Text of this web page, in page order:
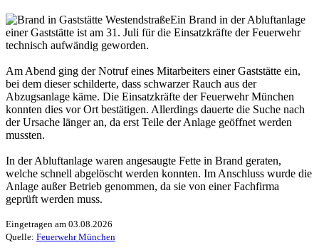
Ein Brand in der Abluftanlage
einer Gaststätte ist am 31. Juli für die Einsatzkräfte der Feuerwehr
technisch aufwändig geworden.
Am Abend ging der Notruf eines Mitarbeiters einer Gaststätte ein,
bei dem dieser schilderte, dass schwarzer Rauch aus der
Abzugsanlage käme. Die Einsatzkräfte der Feuerwehr München
konnten dies vor Ort bestätigen. Allerdings dauerte die Suche nach
der Ursache länger an, da erst Teile der Anlage geöffnet werden
mussten.
In der Abluftanlage waren angesaugte Fette in Brand geraten,
welche schnell abgelöscht werden konnten. Im Anschluss wurde die
Anlage außer Betrieb genommen, da sie von einer Fachfirma
geprüft werden muss.
Eingetragen am 03.08.2026
Quelle: Feuerwehr München